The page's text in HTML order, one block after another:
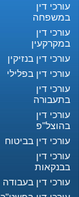
עורכי דין
במשפחה
עורכי דין
במקרקעין
עורכי דין בנזיקין
עורכי דין בפלילי
עורכי דין
בתעבורה
עורכי דין
בהוצל"פ
עורכי דין בביטוח
עורכי דין
בבנקאות
עורכי דין בעבודה